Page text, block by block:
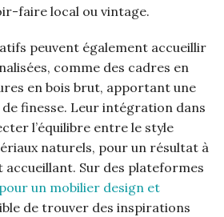
faire local ou vintage.
peuvent également accueillir
comme des cadres en
en bois brut, apportant une
finesse. Leur intégration dans
l’équilibre entre le style
naturels, pour un résultat à
accueillant. Sur des plateformes
un mobilier design et
de trouver des inspirations